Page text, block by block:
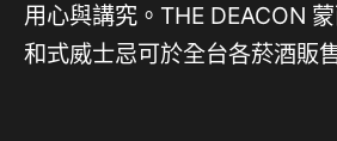
用心與講究。THE DEACON
和式威士忌可於全台各菸酒販